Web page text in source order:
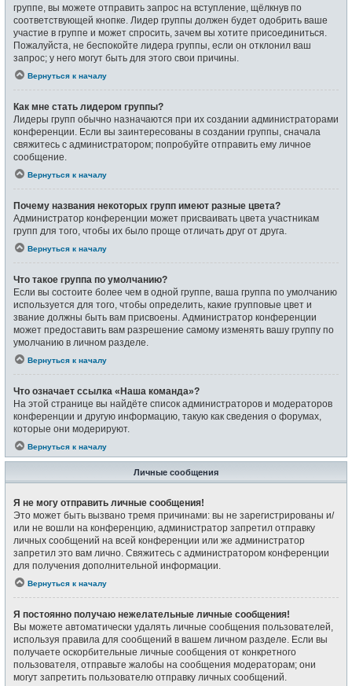
группе, вы можете отправить запрос на вступление, щёлкнув по
соответствующей кнопке. Лидер группы должен будет одобрить ваше
участие в группе и может спросить, зачем вы хотите присоединиться.
Пожалуйста, не беспокойте лидера группы, если он отклонил ваш
запрос; у него могут быть для этого свои причины.
Вернуться к началу
Как мне стать лидером группы?
Лидеры групп обычно назначаются при их создании администраторами
конференции. Если вы заинтересованы в создании группы, сначала
свяжитесь с администратором; попробуйте отправить ему личное
сообщение.
Вернуться к началу
Почему названия некоторых групп имеют разные цвета?
Администратор конференции может присваивать цвета участникам
групп для того, чтобы их было проще отличать друг от друга.
Вернуться к началу
Что такое группа по умолчанию?
Если вы состоите более чем в одной группе, ваша группа по умолчанию
используется для того, чтобы определить, какие групповые цвет и
звание должны быть вам присвоены. Администратор конференции
может предоставить вам разрешение самому изменять вашу группу по
умолчанию в личном разделе.
Вернуться к началу
Что означает ссылка «Наша команда»?
На этой странице вы найдёте список администраторов и модераторов
конференции и другую информацию, такую как сведения о форумах,
которые они модерируют.
Вернуться к началу
Личные сообщения
Я не могу отправить личные сообщения!
Это может быть вызвано тремя причинами: вы не зарегистрированы и/
или не вошли на конференцию, администратор запретил отправку
личных сообщений на всей конференции или же администратор
запретил это вам лично. Свяжитесь с администратором конференции
для получения дополнительной информации.
Вернуться к началу
Я постоянно получаю нежелательные личные сообщения!
Вы можете автоматически удалять личные сообщения пользователей,
используя правила для сообщений в вашем личном разделе. Если вы
получаете оскорбительные личные сообщения от конкретного
пользователя, отправьте жалобы на сообщения модераторам; они
могут запретить пользователю отправку личных сообщений.